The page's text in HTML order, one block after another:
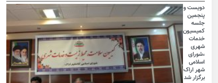
دویست و
پنجمین
جلسه
کمیسیون
خدمات
شهری
،شورای
اسلامی
شهر اراک
برگزار شد